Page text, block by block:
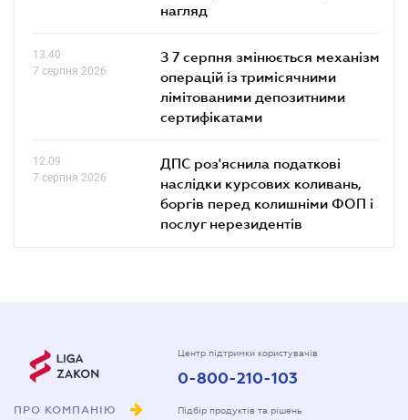
нагляд
13.40
7 серпня 2026
З 7 серпня змінюється механізм
операцій із тримісячними
лімітованими депозитними
сертифікатами
12.09
7 серпня 2026
ДПС роз'яснила податкові
наслідки курсових коливань,
боргів перед колишніми ФОП і
послуг нерезидентів
ПРО КОМПАНІЮ
Центр підтримки користувачів
0-800-210-103
Підбір продуктів та рішень